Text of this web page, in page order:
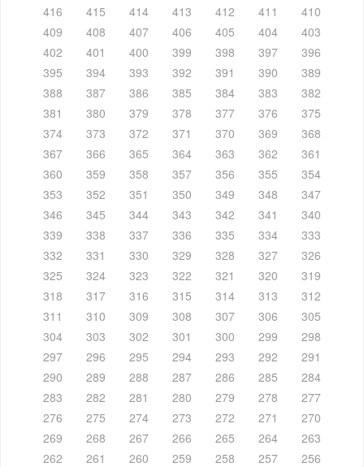
416
415 414 413 412 411
410
409
408 407 406 405 404
403
402
401 400 399 398 397
396
395
394 393 392 391 390
389
388
387 386 385 384 383
382
381
380 379 378 377 376
375
374
373 372 371 370 369
368
367
366 365 364 363 362
361
360
359 358 357 356 355
354
353
352 351 350 349 348
347
346
345 344 343 342 341
340
339
338 337 336 335 334
333
332
331 330 329 328 327
326
325
324 323 322 321 320
319
318
317 316 315 314 313
312
311
310 309 308 307 306
305
304
303 302 301 300 299
298
297
296 295 294 293 292
291
290
289 288 287 286 285
284
283
282 281 280 279 278
277
276
275 274 273 272 271
270
269
268 267 266 265 264
263
262
261 260 259 258 257
256